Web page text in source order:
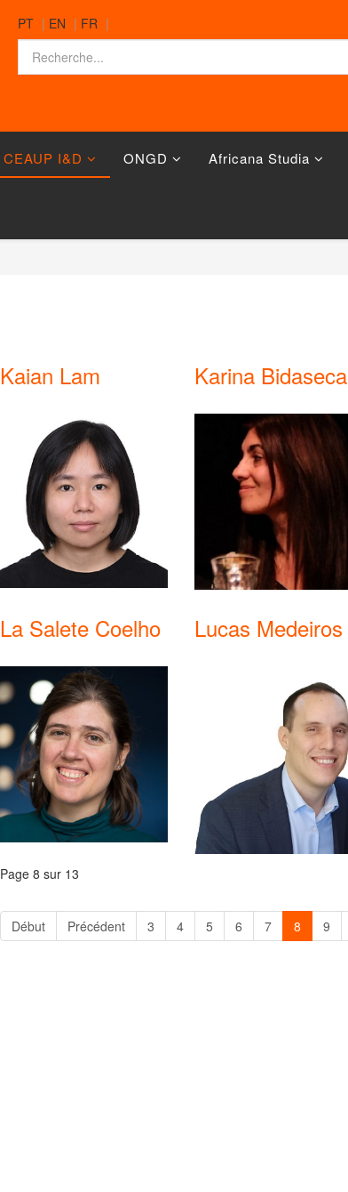
PT | EN | FR |
CEAUP I&D ONGD Africana Studia
Kaian Lam Karina Bidaseca
La Salete Coelho Lucas Medeiros
Page 8 sur 13
Début Précédent 3 4 5 6 7 8 9